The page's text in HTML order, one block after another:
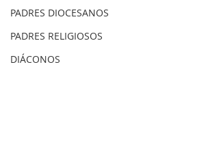
PADRES DIOCESANOS
PADRES RELIGIOSOS
DIÁCONOS